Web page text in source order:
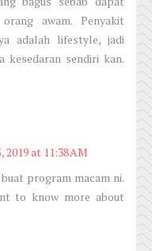
awam. Penyakit
adalah lifestyle, jadi
kesedaran sendiri kan.
2019 at 11:38 AM
program macam ni.
to know more about